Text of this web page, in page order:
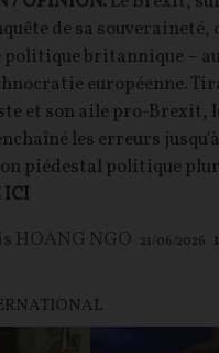
de sa souveraineté,
politique britannique –
européenne.
et son aile pro-Brexit,
les erreurs jusqu'à
piédestal politique
ICI
HOANG NGO 21/06/2026